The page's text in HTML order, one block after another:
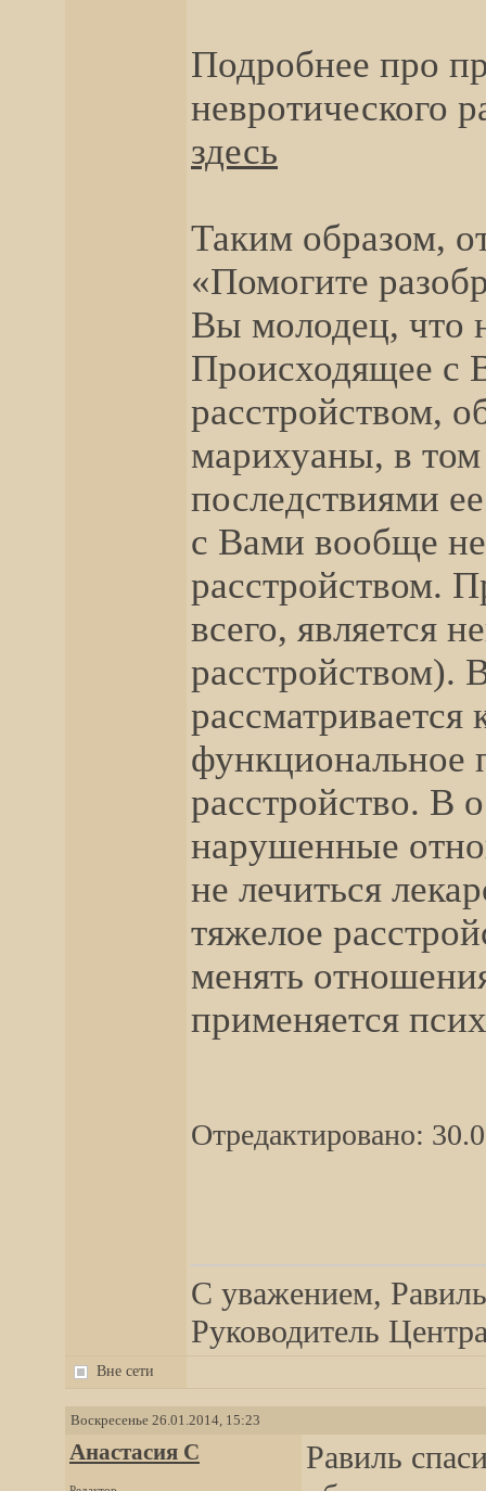
Подробнее про
невротического
здесь
Таким образом,
«Помогите
Вы молодец, что
Происходящее с
расстройством,
марихуаны, в
последствиями
с Вами вообще
расстройством.
всего, является
расстройством).
рассматривается
функциональное
расстройство. В
нарушенные
не лечиться
тяжелое
менять
применяется
Отредактировано:
С уважением,
Руководитель
Вне сети
Воскресенье 26.01.2014, 15:23
Анастасия C
Равиль